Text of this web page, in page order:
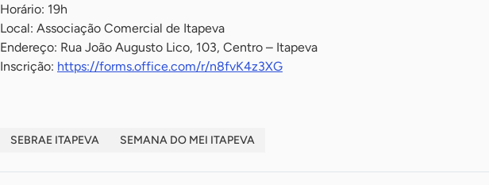
Horário: 19h
Local: Associação Comercial de Itapeva
Endereço: Rua João Augusto Lico, 103, Centro – Itapeva
Inscrição: https://forms.office.com/r/n8fvK4z3XG
SEBRAE ITAPEVA SEMANA DO MEI ITAPEVA